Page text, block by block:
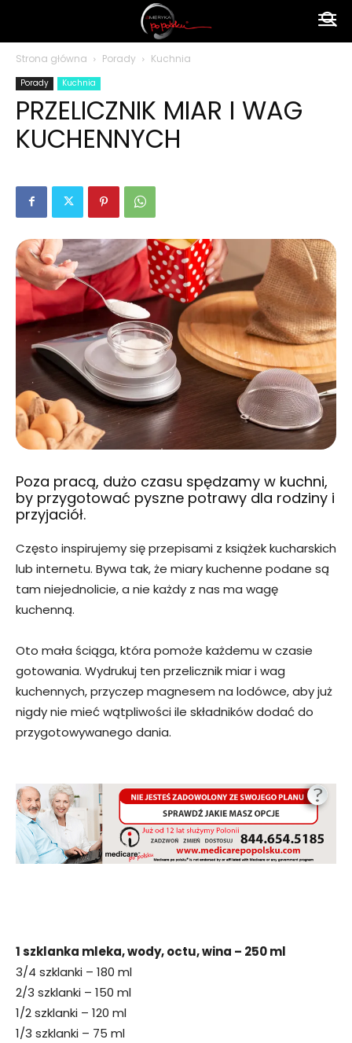
Strona główna Porady Kuchnia
Porady Kuchnia
PRZELICZNIK MIAR I WAG
KUCHENNYCH
Poza pracą, dużo czasu spędzamy w kuchni,
by przygotować pyszne potrawy dla rodziny i
przyjaciół.
Często inspirujemy się przepisami z książek kucharskich
lub internetu. Bywa tak, że miary kuchenne podane są
tam niejednolicie, a nie każdy z nas ma wagę
kuchenną.
Oto mała ściąga, która pomoże każdemu w czasie
gotowania. Wydrukuj ten przelicznik miar i wag
kuchennych, przyczep magnesem na lodówce, aby już
nigdy nie mieć wątpliwości ile składników dodać do
przygotowywanego dania.
1 szklanka mleka, wody, octu, wina – 250 ml
3/4 szklanki – 180 ml
2/3 szklanki – 150 ml
1/2 szklanki – 120 ml
1/3 szklanki – 75 ml